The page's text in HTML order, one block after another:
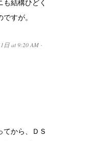
も結構ひどく
すが。
日 at 9:20 AM ·
てから、ＤＳ